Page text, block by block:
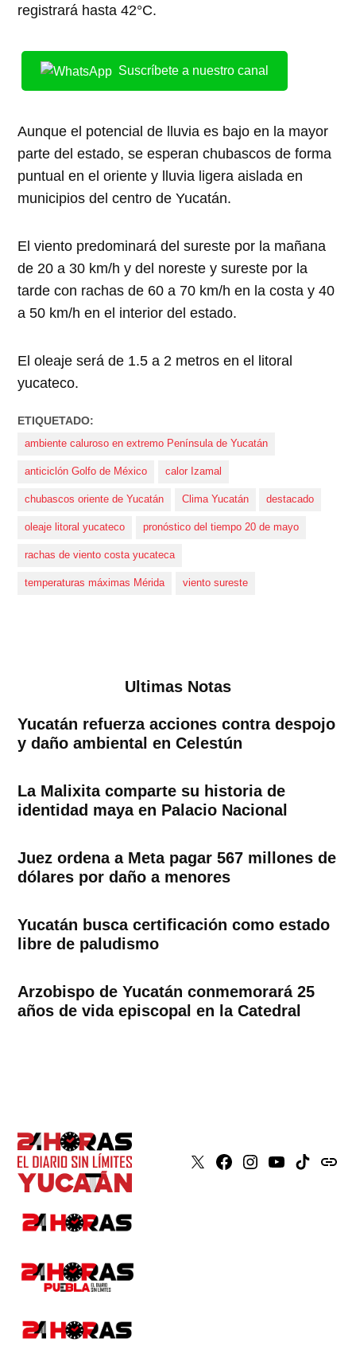
registrará hasta 42°C.
Suscríbete a nuestro canal
Aunque el potencial de lluvia es bajo en la mayor
parte del estado, se esperan chubascos de forma
puntual en el oriente y lluvia ligera aislada en
municipios del centro de Yucatán.
El viento predominará del sureste por la mañana
de 20 a 30 km/h y del noreste y sureste por la
tarde con rachas de 60 a 70 km/h en la costa y 40
a 50 km/h en el interior del estado.
El oleaje será de 1.5 a 2 metros en el litoral
yucateco.
ETIQUETADO:
ambiente caluroso en extremo Península de Yucatán
anticiclón Golfo de México calor Izamal
chubascos oriente de Yucatán Clima Yucatán destacado
oleaje litoral yucateco pronóstico del tiempo 20 de mayo
rachas de viento costa yucateca
temperaturas máximas Mérida viento sureste
Ultimas Notas
Yucatán refuerza acciones contra despojo
y daño ambiental en Celestún
La Malixita comparte su historia de
identidad maya en Palacio Nacional
Juez ordena a Meta pagar 567 millones de
dólares por daño a menores
Yucatán busca certificación como estado
libre de paludismo
Arzobispo de Yucatán conmemorará 25
años de vida episcopal en la Catedral
X Faceboook
Instagram
YoutubeTiktokissuu